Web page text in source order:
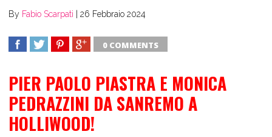
By Fabio Scarpati 26 Febbraio 2024
0 COMMENTS
PIER PAOLO PIASTRA E MONICA
PEDRAZZINI DA SANREMO A
HOLLIWOOD!